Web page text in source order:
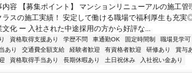
内容 【募集ポイント】 マンションリニューアルの施工管
ラスの施工実績！ 安定して働ける職場で福利厚生も充
文化 ー 入社された中途採用の方から好評な...
資格取得支援あり 学歴不問 車通勤OK 固定時間制 職場見学可
あり
交通費全額支給 経験者歓迎 有資格者歓迎 研修あり 賞与
資格取得手当あり 長期休暇あり 土日祝休み 入社祝い金あり